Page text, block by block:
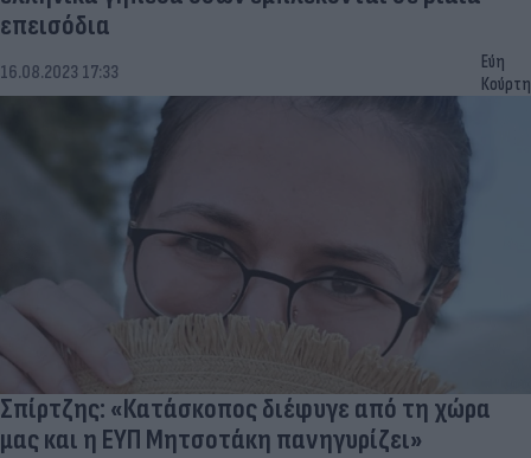
επεισόδια
16.08.2023 17:33
Εύη
Κούρτη
Σπίρτζης: «Κατάσκοπος διέφυγε από τη χώρα
μας και η ΕΥΠ Μητσοτάκη πανηγυρίζει»